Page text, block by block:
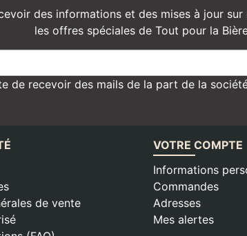
des informations et des mises à jour
les offres spéciales de Tout pour la
de recevoir des mails de la part de la
de vente
VOTRE COMPTE
Informations
Commandes
Adresses
Mes alertes